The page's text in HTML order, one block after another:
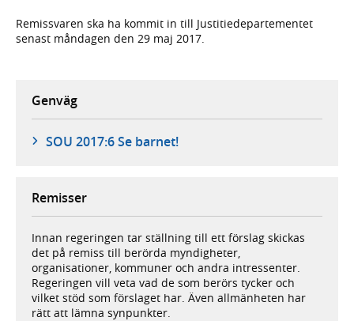
Remissvaren ska ha kommit in till Justitiedepartementet
senast måndagen den 29 maj 2017.
Genväg
SOU 2017:6 Se barnet!
Remisser
Innan regeringen tar ställning till ett förslag skickas
det på remiss till berörda myndigheter,
organisationer, kommuner och andra intressenter.
Regeringen vill veta vad de som berörs tycker och
vilket stöd som förslaget har. Även allmänheten har
rätt att lämna synpunkter.